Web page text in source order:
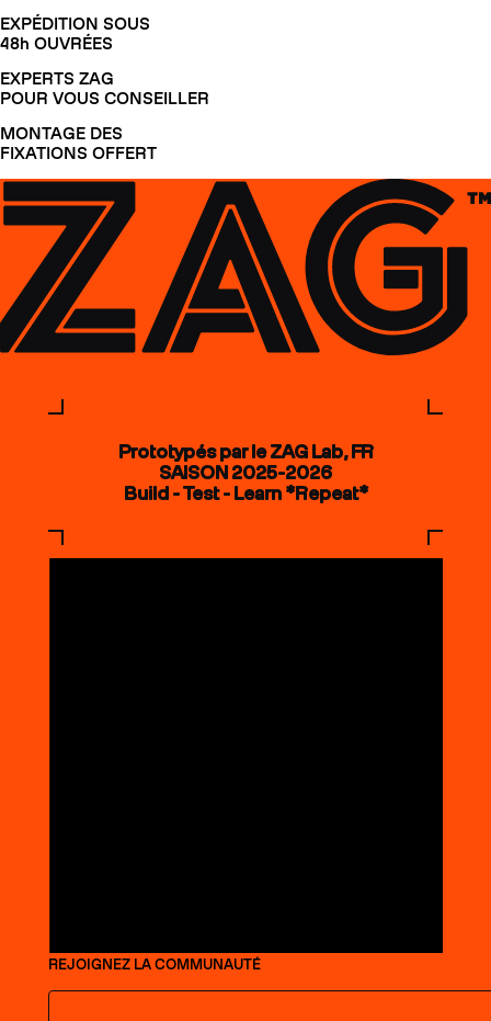
EXPÉDITION SOUS
48h OUVRÉES
EXPERTS ZAG
POUR VOUS CONSEILLER
MONTAGE DES
FIXATIONS OFFERT
Prototypés par le ZAG Lab, FR
SAISON 2025-2026
Build - Test - Learn *Repeat*
REJOIGNEZ LA COMMUNAUTÉ